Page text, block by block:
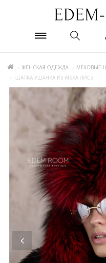
ЖЕНСКАЯ ОДЕЖДА
МЕХОВЫЕ
ШАПКА УШАНКА ИЗ МЕХА ЛИСЫ